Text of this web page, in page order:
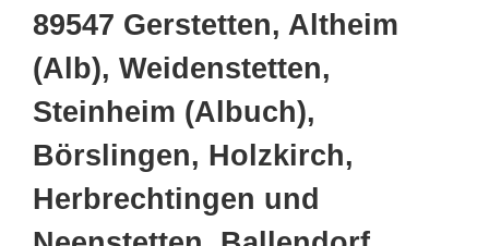
89547 Gerstetten, Altheim
(Alb), Weidenstetten,
Steinheim (Albuch),
Börslingen, Holzkirch,
Herbrechtingen und